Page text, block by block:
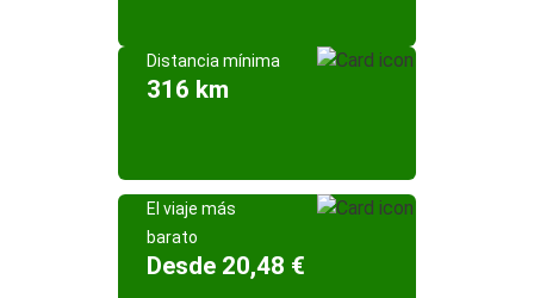
Distancia mínima
316 km
El viaje más
barato
Desde 20,48 €